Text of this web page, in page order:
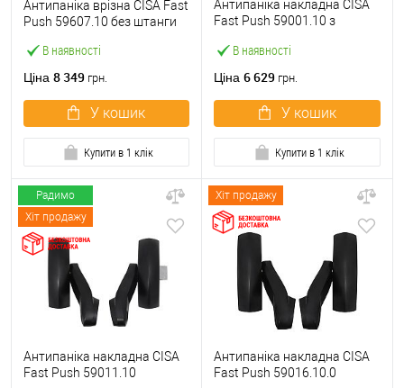
В наявності
Антипаніка врізна CISA Fast
Push 59607.10 без штанги
Ціна 8 349 грн.
У кошик
Купити в 1 клік
В наявності
Антипаніка накладна CISA
Fast Push 59001.10 з
Ціна 6 629 грн.
У кошик
Купити в 1 клік
Радимо
Хіт продажу
Антипаніка накладна CISA
Fast Push 59011.10
Хіт продажу
Антипаніка накладна CISA
Fast Push 59016.10.0